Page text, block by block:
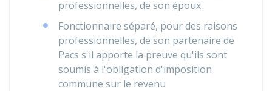
professionnelles, de son époux
Fonctionnaire séparé, pour des raisons
professionnelles, de son partenaire de
Pacs s'il apporte la preuve qu'ils sont
soumis à l'obligation d'imposition
commune sur le revenu